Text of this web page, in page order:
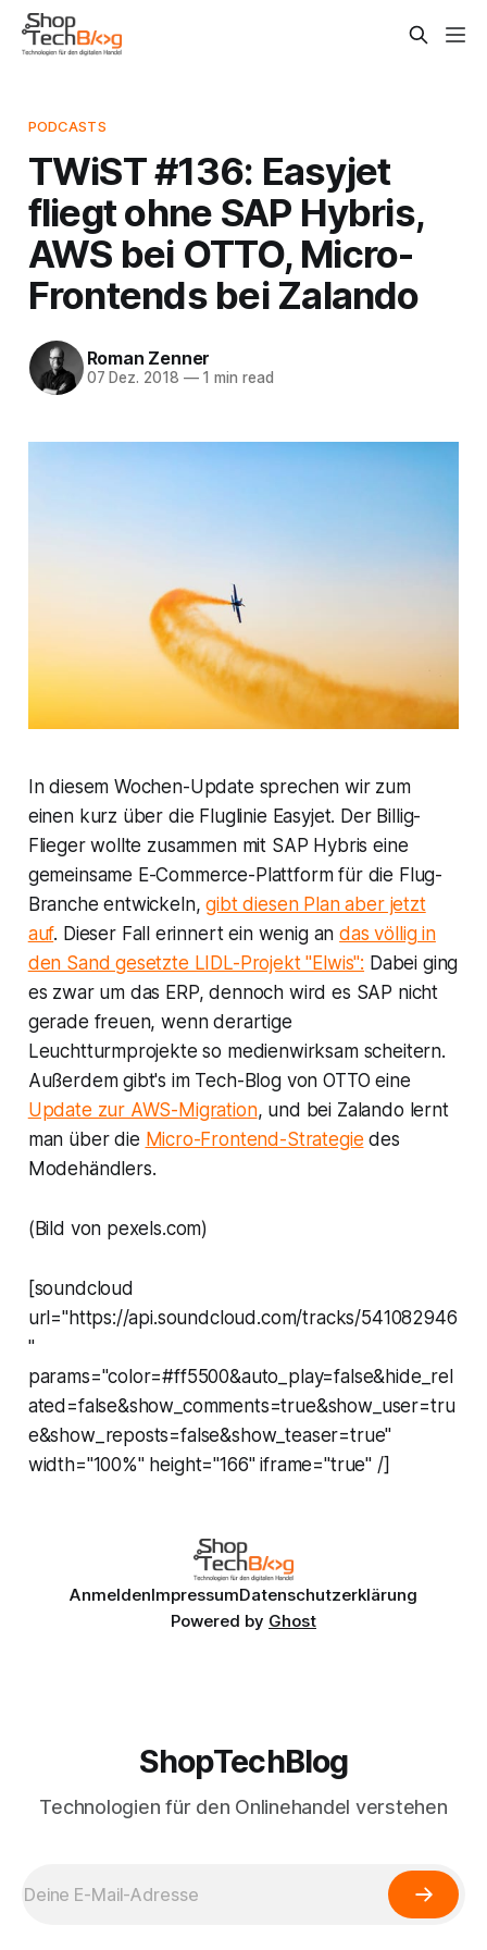
PODCASTS
TWiST #136: Easyjet
fliegt ohne SAP Hybris,
AWS bei OTTO, Micro-
Frontends bei Zalando
Roman Zenner
07 Dez. 2018 —1 min read
In diesem Wochen-Update sprechen wir zum
einen kurz über die Fluglinie Easyjet. Der Billig-
Flieger wollte zusammen mit SAP Hybris eine
gemeinsame E-Commerce-Plattform für die Flug-
Branche entwickeln,gibt diesen Plan aber jetzt
auf. Dieser Fall erinnert ein wenig andas völlig in
den Sand gesetzte LIDL-Projekt "Elwis": Dabei ging
es zwar um das ERP, dennoch wird es SAP nicht
gerade freuen, wenn derartige
Leuchtturmprojekte so medienwirksam scheitern.
Außerdem gibt's im Tech-Blog von OTTO eine
Update zur AWS-Migration, und bei Zalando lernt
man über die Micro-Frontend-Strategie des
Modehändlers.
(Bild von pexels.com)
[soundcloud
url="https://api.soundcloud.com/tracks/541082946
"
params="color=#ff5500&auto_play=false&hide_rel
ated=false&show_comments=true&show_user=tru
e&show_reposts=false&show_teaser=true"
width="100%" height="166" iframe="true" /]
AnmeldenImpressumDatenschutzerklärung
Powered by Ghost
ShopTechBlog
Technologien für den Onlinehandel verstehen